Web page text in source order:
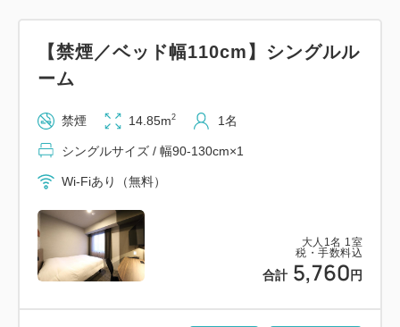
大人 1名 1室
税・手数料込
合計 5,760 円
【禁煙／ベッド幅110cm】シングルル
ーム
禁煙 14.85m2 1名
シングルサイズ / 幅90-130cm×1
Wi-Fiあり（無料）